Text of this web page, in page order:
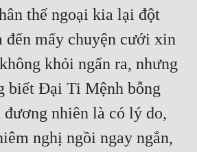
thế ngoại kia lại đột
đến mấy chuyện cưới xin
khỏi ngẩn ra, nhưng
biết Đại Ti Mệnh bỗng
đương nhiên là có lý do,
nghị ngồi ngay ngắn,